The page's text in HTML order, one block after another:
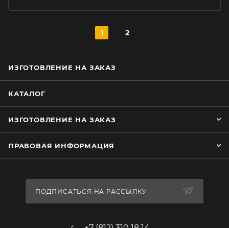
1 2
ИЗГОТОВЛЕНИЕ НА ЗАКАЗ
КАТАЛОГ
ИЗГОТОВЛЕНИЕ НА ЗАКАЗ
ПРАВОВАЯ ИНФОРМАЦИЯ
ПОДПИСАТЬСЯ НА РАССЫЛКУ